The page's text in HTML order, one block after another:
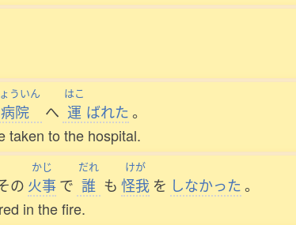
ういん
病院 へ
はこ
運 ばれた。
taken to the hospital.
の
かじ
火事で
だれ
誰 も
けが
怪我 を しなかった。
in the fire.